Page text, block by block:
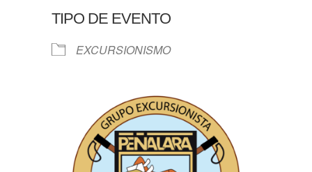
TIPO DE EVENTO
EXCURSIONISMO